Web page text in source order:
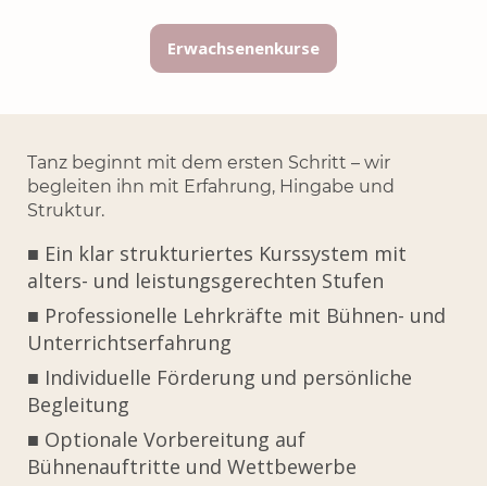
Erwachsenenkurse
Tanz beginnt mit dem ersten Schritt – wir
begleiten ihn mit Erfahrung, Hingabe und
Struktur.
■ Ein klar strukturiertes Kurssystem mit
alters- und leistungsgerechten Stufen
■ Professionelle Lehrkräfte mit Bühnen- und
Unterrichtserfahrung
■ Individuelle Förderung und persönliche
Begleitung
■ Optionale Vorbereitung auf
Bühnenauftritte und Wettbewerbe